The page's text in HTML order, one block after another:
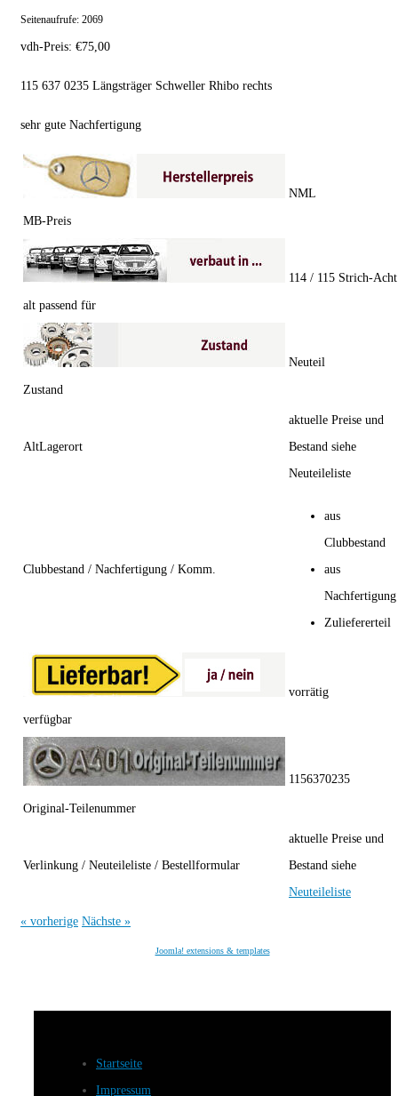
Seitenaufrufe: 2069
vdh-Preis: €75,00
115 637 0235 Längsträger Schweller Rhibo rechts
sehr gute Nachfertigung
MB-Preis
NML
alt passend für
114 / 115 Strich-Acht
Zustand
Neuteil
AltLagerort
aktuelle Preise und
Bestand siehe
Neuteileliste
Clubbestand / Nachfertigung / Komm.
aus
Clubbestand
aus
Nachfertigung
Zuliefererteil
verfügbar
vorrätig
Original-Teilenummer
1156370235
Verlinkung / Neuteileliste / Bestellformular
aktuelle Preise und
Bestand siehe
Neuteileliste
« vorherige Nächste »
Joomla! extensions & templates
Startseite
Impressum